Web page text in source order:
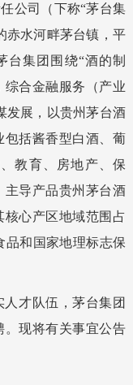
公司（下称“茅台集
赤水河畔茅台镇，平
台集团围绕“酒的制
合金融服务（产业
发展，以贵州茅台酒
包括酱香型白酒、葡
教育、房地产、保
主导产品贵州茅台酒
心产区地域范围占
品和国家地理标志保
才队伍，茅台集团
。现将有关事宜公告